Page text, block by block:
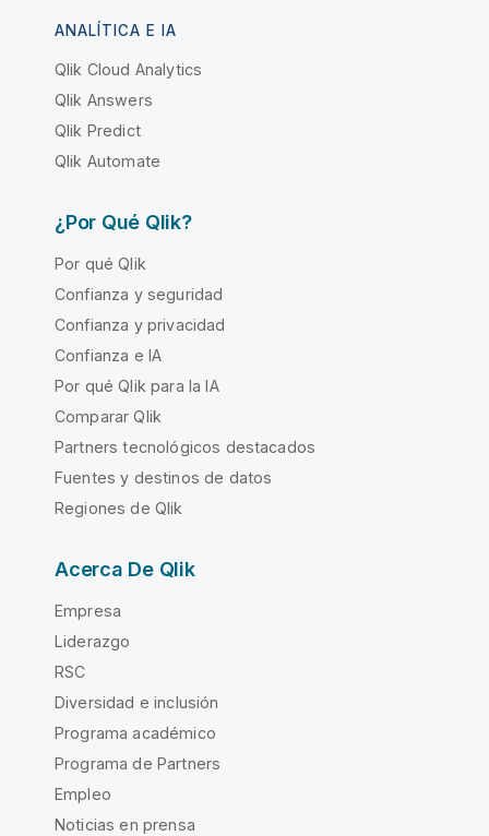
ANALÍTICA E IA
Qlik Cloud Analytics
Qlik Answers
Qlik Predict
Qlik Automate
¿Por Qué Qlik?
Por qué Qlik
Confianza y seguridad
Confianza y privacidad
Confianza e IA
Por qué Qlik para la IA
Comparar Qlik
Partners tecnológicos destacados
Fuentes y destinos de datos
Regiones de Qlik
Acerca De Qlik
Empresa
Liderazgo
RSC
Diversidad e inclusión
Programa académico
Programa de Partners
Empleo
Noticias en prensa